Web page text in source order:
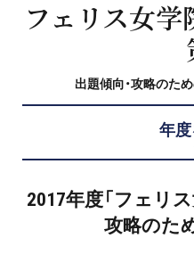
無料体験授業とは
プロ家庭教師の英検®対
費用について
お申込みの流れ
フェリス女
出題傾向・攻略のた
年
2017年度「フェリ
攻略のた